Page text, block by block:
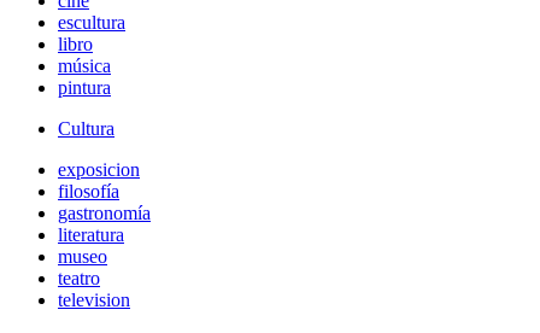
escultura
libro
música
pintura
Cultura
exposicion
filosofía
gastronomía
literatura
museo
teatro
television